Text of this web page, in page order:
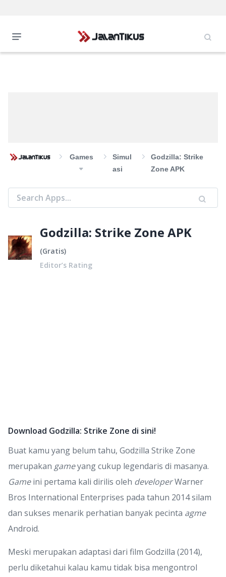
Games
Simul
Asi
Godzilla: Strike
Zone APK
Godzilla: Strike Zone APK
(Gratis)
Editor’s Rating
Download Godzilla: Strike Zone di sini!
Buat kamu yang belum tahu, Godzilla Strike Zone
merupakan gameyang cukup legendaris di masanya.
Gameini pertama kali dirilis oleh developerWarner
Bros International Enterprises pada tahun 2014 silam
dan sukses menarik perhatian banyak pecinta agme
Android.
Meski merupakan adaptasi dari film Godzilla (2014),
perlu diketahui kalau kamu tidak bisa mengontrol